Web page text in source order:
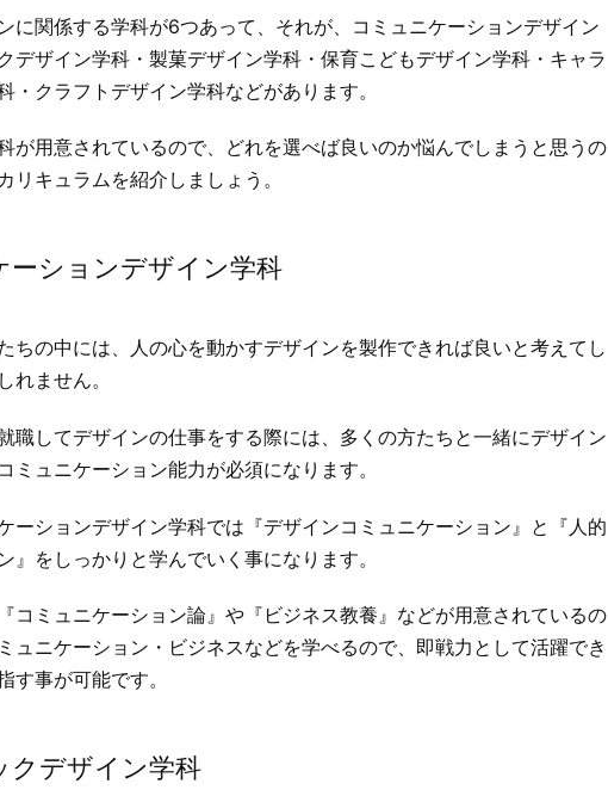
に関係する学科が6つあって、それが、コミュニケーションデザイン
デザイン学科・製菓デザイン学科・保育こどもデザイン学科・キャラ
・クラフトデザイン学科などがあります。
が用意されているので、どれを選べば良いのか悩んでしまうと思うの
リキュラムを紹介しましょう。
ーションデザイン学科
ちの中には、人の心を動かすデザインを製作できれば良いと考えてし
れません。
職してデザインの仕事をする際には、多くの方たちと一緒にデザイン
ミュニケーション能力が必須になります。
ーションデザイン学科では『デザインコミュニケーション』と『人的
』をしっかりと学んでいく事になります。
コミュニケーション論』や『ビジネス教養』などが用意されているの
ュニケーション・ビジネスなどを学べるので、即戦力として活躍でき
す事が可能です。
クデザイン学科